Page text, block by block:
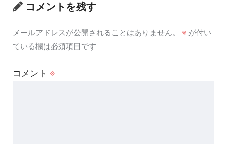
コメントを残す
メールアドレスが公開されることはありません。 ※が付い
ている欄は必須項目です
コメント ※